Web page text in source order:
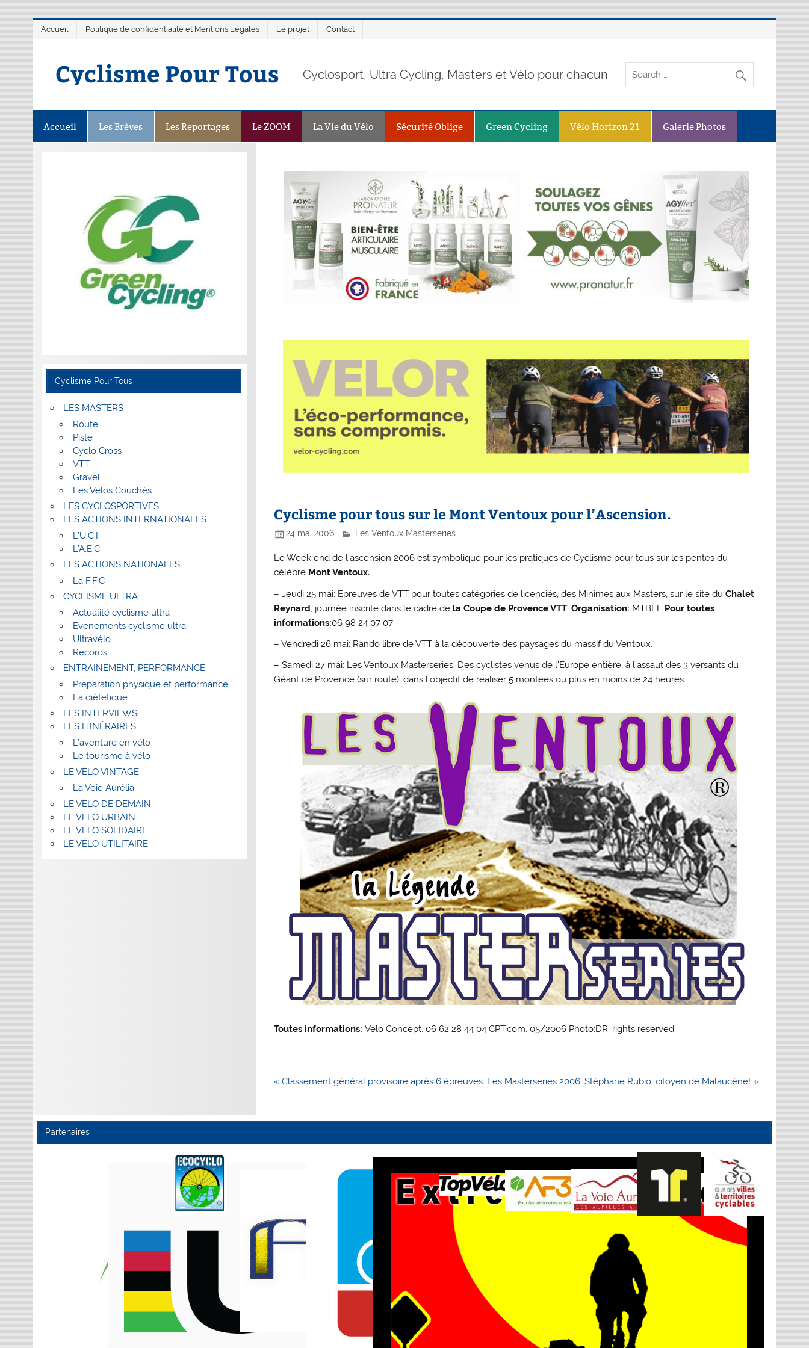
Accueil Politique de confidentialité et Mentions Légales Le projet Contact
Cyclisme Pour Tous Cyclosport, Ultra Cycling, Masters et Vélo pour chacun
Accueil Les Brèves Les Reportages Le ZOOM La Vie du Vélo Sécurité Oblige Green Cycling Vélo Horizon 21 Galerie Photos
Cyclisme pour tous sur le Mont Ventoux pour l’Ascension.
24 mai 2006 Les Ventoux Masterseries
Le Week end de l’ascension 2006 est symbolique pour les pratiques de Cyclisme pour tous sur les pentes du
célèbre Mont Ventoux.
– Jeudi 25 mai: Epreuves de VTT pour toutes catégories de licenciés, des Minimes aux Masters, sur le site duChalet
Reynard , journée inscrite dans le cadre de la Coupe de Provence VTT .Organisation: MTBEF Pour toutes
informations:06 98 24 07 07
– Vendredi 26 mai: Rando libre de VTT à la découverte des paysages du massif du Ventoux.
– Samedi 27 mai: Les Ventoux Masterseries. Des cyclistes venus de l’Europe entière, à l’assaut des 3 versants du
Géant de Provence (sur route), dans l’objectif de réaliser 5 montées ou plus en moins de 24 heures.
Toutes informations:Velo Concept. 06 62 28 44 04 CPT.com. 05/2006 Photo:DR. rights reserved.
Navigation
« Classement général provisoire après 6 épreuves. Les Masterseries 2006: Stéphane Rubio, citoyen de Malaucène! »
Cyclisme Pour Tous
LES MASTERS
Route
Piste
Cyclo Cross
VTT
Gravel
Les Vélos Couchés
LES CYCLOSPORTIVES
LES ACTIONS INTERNATIONALES
L’U.C.I.
L’A.E.C
LES ACTIONS NATIONALES
La F.F.C
CYCLISME ULTRA
Actualité cyclisme ultra
Evenements cyclisme ultra
Ultravélo
Records
ENTRAINEMENT, PERFORMANCE
Préparation physique et performance
La diététique
LES INTERVIEWS
LES ITINÉRAIRES
L’aventure en vélo
Le tourisme à vélo
LE VÉLO VINTAGE
La Voie Aurélia
LE VÉLO DE DEMAIN
LE VÉLO URBAIN
LE VÉLO SOLIDAIRE
LE VÉLO UTILITAIRE
Partenaires